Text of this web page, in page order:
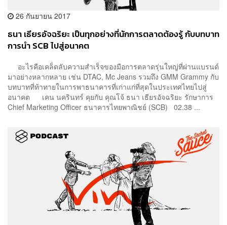
26 กันยายน 2017
ธนา เธียรอัจฉริยะ เป็นทุกอย่างที่นักการตลาดต้องรู้ กับบทบาท
การนำ SCB ไปสู่อนาคต
อะไรคือเคล็ดลับความสำเร็จของมือการตลาดรุ่นใหญ่ที่ผ่านแบรนด์
มาอย่างหลากหลาย เช่น DTAC, Mc Jeans รวมถึง GMM Grammy กับ
บทบาทที่ท้าทายในการพาธนาคารที่เก่าแก่ที่สุดในประเทศไทยไปสู่
อนาคต เคน นครินทร์ คุยกับ คุณโจ้ ธนา เธียรอัจฉริยะ รักษาการ
Chief Marketing Officer ธนาคารไทยพาณิชย์ (SCB) 02.38 ...